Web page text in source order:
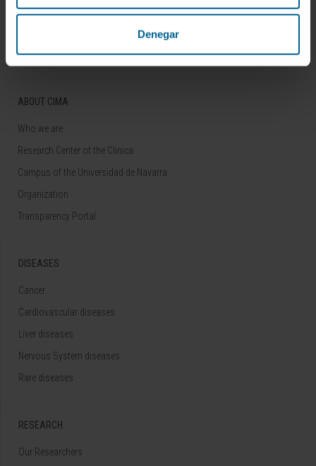
Denegar
ABOUT CIMA
Who we are
Research Center of the Clinica
Campus of the Universidad de Navarra
Organization
Transparency Portal
DISEASES
Cancer
Cardiovascular diseases
Liver diseases
Nervous System diseases
Rare diseases
RESEARCH
Our Researchers